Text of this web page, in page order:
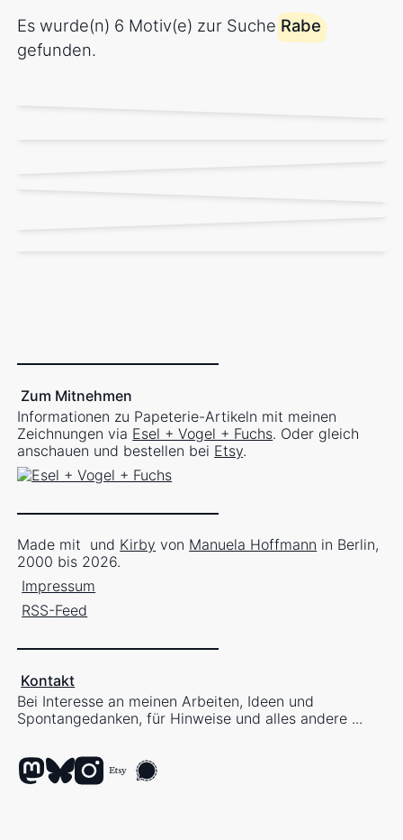
Es wurde(n) 6 Motiv(e) zur Suche Rabe
gefunden.
Zum Mitnehmen
Informationen zu Papeterie-Artikeln mit meinen
Zeichnungen via Esel + Vogel + Fuchs. Oder gleich
anschauen und bestellen bei Etsy.
Made mit und Kirby von Manuela Hoffmann in Berlin,
2000 bis 2026.
Impressum
RSS-Feed
Kontakt
Bei Interesse an meinen Arbeiten, Ideen und
Spontangedanken, für Hinweise und alles andere ...